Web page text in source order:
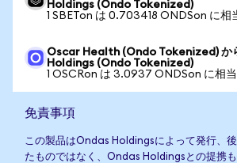
Holdings (Ondo Tokenized)
1 SBETon は 0.703418 ONDSon に相
Oscar Health (Ondo Tokenized) か
Holdings (Ondo Tokenized)
1 OSCRon は 3.0937 ONDSon に相当
免責事項
この製品はOndas Holdingsによって発行、
たものではなく、Ondas Holdingsとの提携